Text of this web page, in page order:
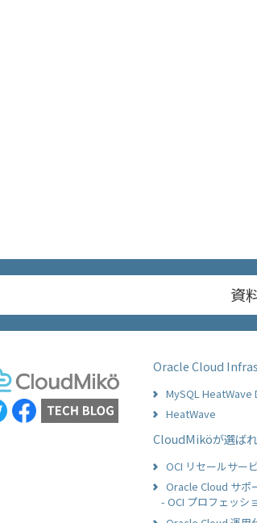
資
Oracle Cloud
MySQL HeatWave
HeatWave
CloudMiköが選ば
OCI リセールサー
Oracle Cloud サポ
- OCI プロフェッシ